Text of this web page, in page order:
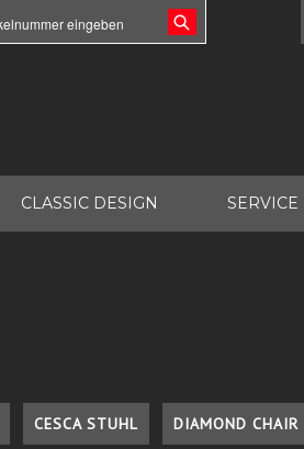
CLASSIC DESIGN SERVICE
CESCA STUHL DIAMOND CHAIR